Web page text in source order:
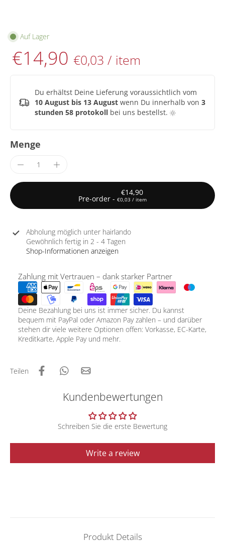
Auf Lager
€14,90 €0,03 / item
Du erhältst Deine Lieferung voraussichtlich vom
10 August bis 13 August wenn Du innerhalb von 3
stunden 58 protokoll bei uns bestellst.
Menge
Pre-order -
€14,90
€0,03 / item
Abholung möglich unter hairlando
Gewöhnlich fertig in 2 - 4 Tagen
Shop-Informationen anzeigen
Zahlung mit Vertrauen – dank starker Partner
Deine Bezahlung bei uns ist immer sicher. Du kannst
bequem mit PayPal oder Amazon Pay zahlen – und darüber
stehen dir viele weitere Optionen offen: Vorkasse, EC-Karte,
Kreditkarte, Apple Pay und mehr.
Teilen
Kundenbewertungen
Schreiben Sie die erste Bewertung
Write a review
Produkt Details